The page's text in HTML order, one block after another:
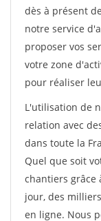
dès à présent
notre service
proposer vos
votre zone
pour réaliser
L'utilisation de
relation avec
dans toute la
Quel que soit
chantiers grâce
jour, des
en ligne. Nous